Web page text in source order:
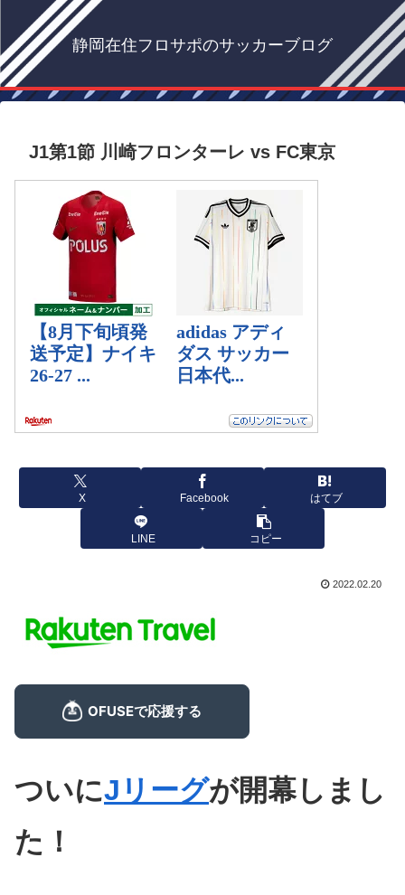
静岡在住フロサポのサッカーブログ
J1第1節 川崎フロンターレ vs FC東京
X Facebook はてブ
LINE コピー
2022.02.20
ついにJリーグが開幕しまし
た！